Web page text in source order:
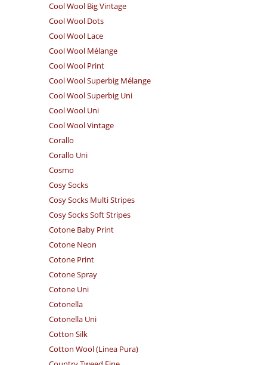
Cool Wool Big Vintage
Cool Wool Dots
Cool Wool Lace
Cool Wool Mélange
Cool Wool Print
Cool Wool Superbig Mélange
Cool Wool Superbig Uni
Cool Wool Uni
Cool Wool Vintage
Corallo
Corallo Uni
Cosmo
Cosy Socks
Cosy Socks Multi Stripes
Cosy Socks Soft Stripes
Cotone Baby Print
Cotone Neon
Cotone Print
Cotone Spray
Cotone Uni
Cotonella
Cotonella Uni
Cotton Silk
Cotton Wool (Linea Pura)